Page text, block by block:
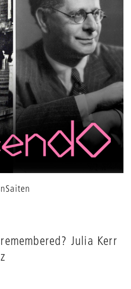
Julia Kerr